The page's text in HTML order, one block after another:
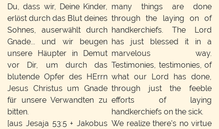
Du, dass wir, Deine Kinder,
erlöst durch das Blut deines
Sohnes, auserwählt durch
Gnade... und wir beugen
unsere Häupter in Demut
vor Dir, um durch das
blutende Opfer des HErrn
Jesus Christus um Gnade
für unsere Verwandten zu
bitten.
[aus Jesaja 53:5 + Jakobus
many things are done
through the laying on of
handkerchiefs. The Lord
has just blessed it in a
marvelous way.
Testimonies, testimonies, of
what our Lord has done,
through just the feeble
efforts of laying
handkerchiefs on the sick.
We realize there's no virtue